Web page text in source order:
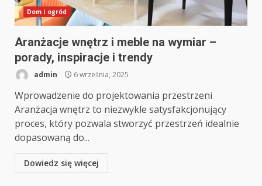
Dom i ogród
Aranżacje wnętrz i meble na wymiar –
porady, inspiracje i trendy
admin 6 września, 2025
Wprowadzenie do projektowania przestrzeni
Aranżacja wnętrz to niezwykle satysfakcjonujący
proces, który pozwala stworzyć przestrzeń idealnie
dopasowaną do...
Dowiedz się więcej